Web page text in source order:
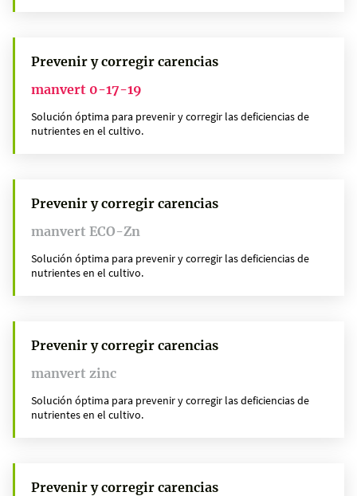
Prevenir y corregir carencias
manvert 0-17-19
Solución óptima para prevenir y corregir las deficiencias de
nutrientes en el cultivo.
Prevenir y corregir carencias
manvert ECO-Zn
Solución óptima para prevenir y corregir las deficiencias de
nutrientes en el cultivo.
Prevenir y corregir carencias
manvert zinc
Solución óptima para prevenir y corregir las deficiencias de
nutrientes en el cultivo.
Prevenir y corregir carencias